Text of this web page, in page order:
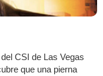
CSI de Las Vegas
que una pierna